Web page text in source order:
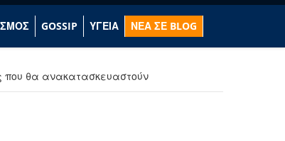
GOSSIP ΥΓΕΙΑ ΝΕΑ ΣΕ BLOG
που θα ανακατασκευαστούν